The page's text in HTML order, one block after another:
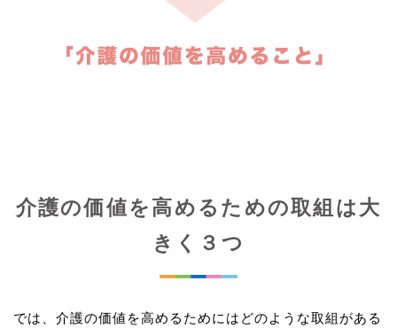
介護の価値を高めるための取組は大
きく３つ
では、介護の価値を高めるためにはどのような取組がある